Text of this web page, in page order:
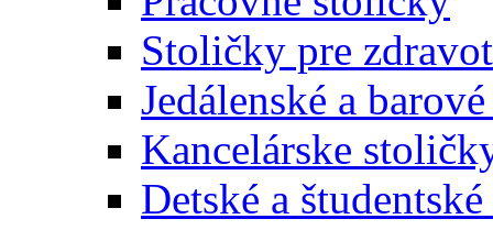
Stoličky pre
Jedálenské a
Kancelárske
Detské a